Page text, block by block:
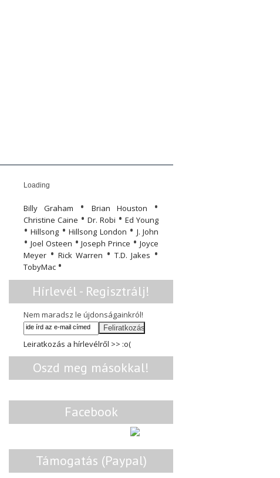
Loading
Billy Graham • Brian Houston •
Christine Caine • Dr. Robi • Ed Young
• Hillsong • Hillsong London • J. John
• Joel Osteen • Joseph Prince • Joyce
Meyer • Rick Warren • T.D. Jakes •
TobyMac •
Hírlevél - Regisztrálj!
Nem maradsz le újdonságainkról!
Leiratkozás a hírlevélről >> :o(
Oszd meg másokkal!
Facebook
Támogatás (Paypal)